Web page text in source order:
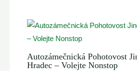
Autozámečnická Pohotovost
Hradec – Volejte Nonstop